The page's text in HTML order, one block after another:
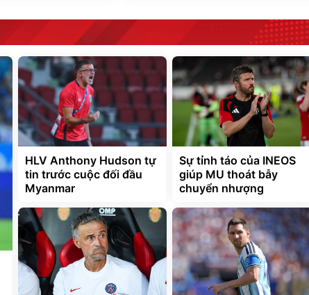
HLV Anthony Hudson tự
tin trước cuộc đối đầu
Myanmar
Sự tỉnh táo của INEOS
giúp MU thoát bẫy
chuyển nhượng